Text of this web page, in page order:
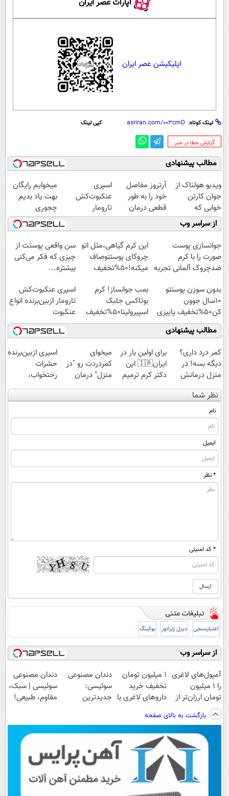
آپارات عصر ایران
اپلیکیشن عصر ایران
لینک کوتاه: کپی لینک
‌گزارش خطا در خبر
مطالب پیشنهادی
ویدیو هولناک از
جوان کارتن
خوابی که
میلیاردر شد.
آموزش رایگان
آرتروز مفاصل
خود را به طور
قطعی درمان
کنید!
◗پرسش‌نامه◖
اسپری
عنکبوت‌‌کش
تارومار
ازبین‌برنده انواع
عنکبوت
میخوایم رایگان
بهت یاد بدیم
چجوری
پولدارشی! باور
نداری امتحانش
مجانیه
از سراسر وب
جوانسازی پوست
صورت را با کرم
ضدچروک آلمانی تجربه
این کرم گیاهی،مثل اتو
چروکای پوستتوصاف
میکنه!50%تخفیف
سن واقعی پوستت از
چیزی که فکر می‌کنی
بیشتره...
بدون سوزن پوستتو
10سال جوون
کن50%تخفیف پاییزی
بمب جوانساز! کرم
بوتاکس جلبک
اسپیرولینا50%تخفیف
اسپری عنکبوت‌‌کش
تارومار ازبین‌برنده انواع
عنکبوت
مطالب پیشنهادی
کمر درد داری؟
دیگه بسه! در
منزل درمانش
کن
(◀پرسش‌نامه)
برای اولین بار در
ایران🇮🇷 این
دکتر کرم ترمیم
کننده 23 روزه
ساخت!
میخوای
کمردردت رو "در
منزل" درمان
کنی؟ (◂فیلم +
◂پرسش‌نامه)
اسپری ازبین‌برنده
حشرات
رختخواب،
مناسب برای
مقابله با انواع
نظر شما
نام
ایمیل
* نظر
* کد امنیتی
اعتبارسنجی دیزل ژنراتور بوکینگ
از سراسر وب
آمپول‌های لاغری
را ۱ میلیون
تومان ارزان‌تر از
همه‌جا بخر!
1 میلیون تومان
تخفیف خرید
داروهای لاغری با
داروخانه و پک
یخ!
دندان مصنوعی
سوئیسی:
جدیدترین
پرداخت قسطی
دندان مصنوعی
سوئیسی | سبک،
مقاوم، طبیعی!
اقساطی😍
بازگشت به بالای صفحه